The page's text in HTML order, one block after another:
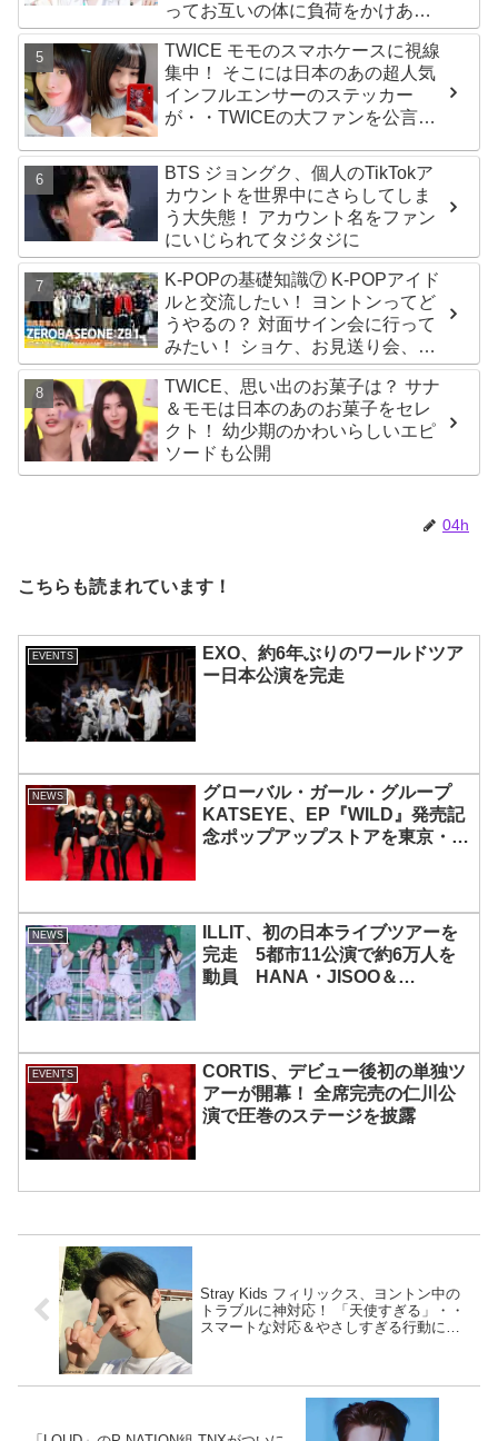
ってお互いの体に負荷をかけあう
３人のトレーニング風景がかわい
すぎるとファンくぎづけ
TWICE モモのスマホケースに視線
集中！ そこには日本のあの超人気
インフルエンサーのステッカー
が・・TWICEの大ファンを公言す
「成功したファン」だと話題沸騰
BTS ジョングク、個人のTikTokア
カウントを世界中にさらしてしま
う大失態！ アカウント名をファン
にいじられてタジタジに
K-POPの基礎知識⑦ K-POPアイド
ルと交流したい！ ヨントンってど
うやるの？ 対面サイン会に行って
みたい！ ショケ、お見送り会、握
手会・・・リリースイベントあれ
これを紹介
TWICE、思い出のお菓子は？ サナ
＆モモは日本のあのお菓子をセレ
クト！ 幼少期のかわいらしいエピ
ソードも公開
04h
こちらも読まれています！
EVENTS
EXO、約6年ぶりのワールドツア
ー日本公演を完走
NEWS
グローバル・ガール・グループ
KATSEYE、EP『WILD』発売記
念ポップアップストアを東京・原
NEWS
ILLIT、初の日本ライブツアーを
完走 5都市11公演で約6万人を
動員 HANA・JISOO＆
EVENTS
CORTIS、デビュー後初の単独ツ
アーが開幕！ 全席完売の仁川公
演で圧巻のステージを披露
Stray Kids フィリックス、ヨントン中の
トラブルに神対応！ 「天使すぎる」・・
スマートな対応＆やさしすぎる行動に大